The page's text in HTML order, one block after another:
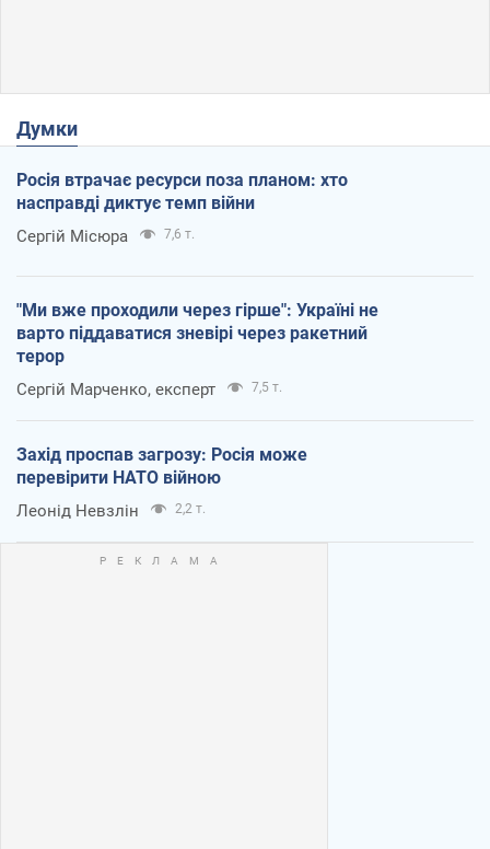
Думки
Росія втрачає ресурси поза планом: хто
насправді диктує темп війни
Сергій Місюра 7,6 т.
"Ми вже проходили через гірше": Україні не
варто піддаватися зневірі через ракетний
терор
Сергій Марченко, експерт 7,5 т.
Захід проспав загрозу: Росія може
перевірити НАТО війною
Леонід Невзлін 2,2 т.